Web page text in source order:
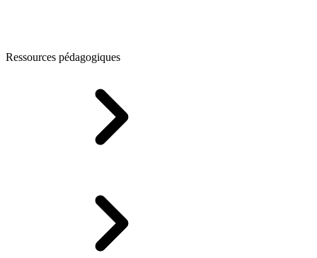
Ressources pédagogiques